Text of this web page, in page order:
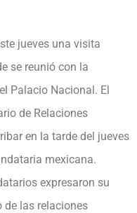
jueves una visita
se reunió con la
Palacio Nacional. El
de Relaciones
en la tarde del jueves
mexicana.
expresaron su
las relaciones